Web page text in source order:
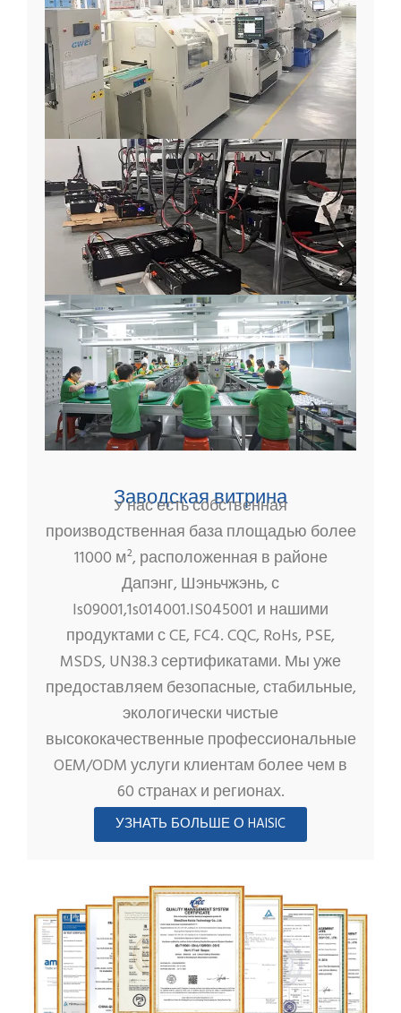
Заводская витрина
У нас есть собственная
производственная база площадью более
11000 м², расположенная в районе
Дапэнг, Шэньчжэнь, с
ls09001,1s014001.IS045001 и нашими
продуктами с CE, FC4. CQC, RoHs, PSE,
MSDS, UN38.3 сертификатами. Мы уже
предоставляем безопасные, стабильные,
экологически чистые
высококачественные профессиональные
OEM/ODM услуги клиентам более чем в
60 странах и регионах.
УЗНАТЬ БОЛЬШЕ О HAISIC